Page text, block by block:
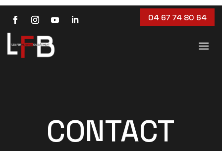
04 67 74 80 64
CONTACT